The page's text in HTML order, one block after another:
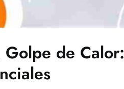
Golpe de Calor: